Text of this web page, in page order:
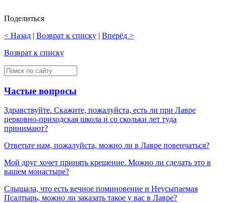
Поделиться
< Назад | Возврат к списку | Вперёд >
Возврат к списку
Частые вопросы
Здравствуйте. Скажите, пожалуйста, есть ли при Лавре
церковно-приходская школа и со скольки лет туда
принимают?
Ответьте нам, пожалуйста, можно ли в Лавре повенчаться?
Мой друг хочет принять крещение. Можно ли сделать это в
вашем монастыре?
Слышала, что есть вечное поминовение и Неусыпаемая
Псалтырь, можно ли заказать такое у вас в Лавре?